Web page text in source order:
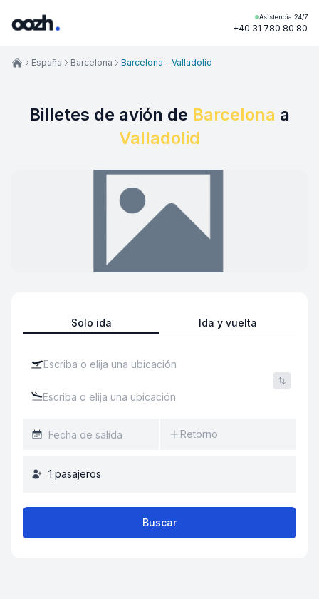
Asistencia 24/7
+40 31 780 80 80
Billetes de avión de Barcelona a
Valladolid
Solo ida Ida y vuelta
Retorno
1 pasajeros
Buscar
España Barcelona Barcelona - Valladolid